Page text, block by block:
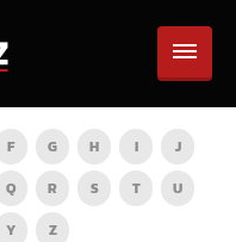
F G H I
J
Q R S T
U
Y Z